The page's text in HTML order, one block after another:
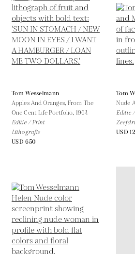
Tom Wesselmann
Apples And Oranges, From The
One Cent Life Portfolio, 1964
Editie / Print
Lithografie
USD 650
Tom
Nude
Editie
USD